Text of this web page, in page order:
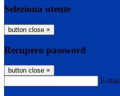
Seleziona utente
button close ×
Recupero password
button close ×
E-